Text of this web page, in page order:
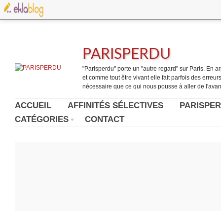
PARISPERDU
"Parisperdu" porte un "autre regard" sur Paris. En
et comme tout être vivant elle fait parfois des
nécessaire que ce qui nous pousse à aller de
ACCUEIL AFFINITÉS SÉLECTIVES
CATÉGORIES
CONTACT